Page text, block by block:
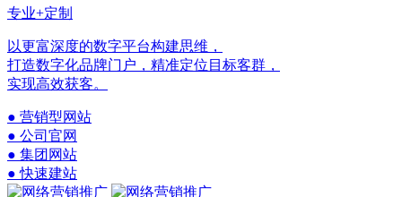
专业+定制
以更富深度的数字平台构建思维，
打造数字化品牌门户，精准定位目标客群，
实现高效获客。
● 营销型网站
● 公司官网
● 集团网站
● 快速建站